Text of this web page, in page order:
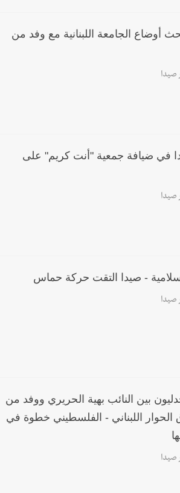
أوضاع الجامعة اللبنانية مع وفد من
صيدا
في ضيافة جمعية "أنت كريم" على
صيدا
- صيدا التقت حركة حماس
صيدا
بين النائب بهية الحريري ووفد من
اللبناني - الفلسطيني خطوة في
صيدا